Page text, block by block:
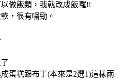
做飯類，我就改成飯囉!!
，很有嚼勁。
蛋糕跟布丁(本來是2選1)這樣兩